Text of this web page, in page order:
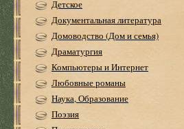
Детское
Документальная литература
Домоводство (Дом и семья)
Драматургия
Компьютеры и Интернет
Любовные романы
Наука, Образование
Поэзия